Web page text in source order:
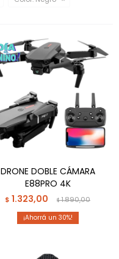
DRONE DOBLE CÁMARA
E88PRO 4K
$ 1.323,00 $1.890,00
30